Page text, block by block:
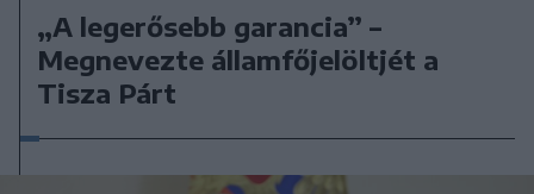
„A legerősebb garancia” –
Megnevezte államfőjelöltjét a
Tisza Párt